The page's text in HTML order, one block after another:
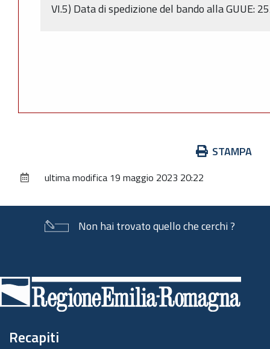
VI.5) Data di spedizione del bando alla GUUE:
documento
STAMPA
ultima modifica 19 maggio 2023 20:22
Non hai trovato quello che cerchi ?
di
pagina
Recapiti